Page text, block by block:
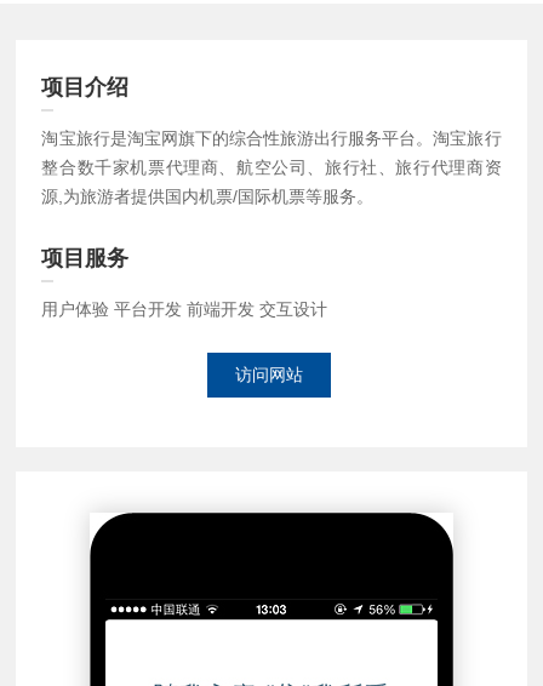
项目介绍
淘宝旅行是淘宝网旗下的综合性旅游出行服务平台。淘宝旅行
整合数千家机票代理商、航空公司、旅行社、旅行代理商资
源,为旅游者提供国内机票/国际机票等服务。
项目服务
用户体验 平台开发 前端开发 交互设计
访问网站